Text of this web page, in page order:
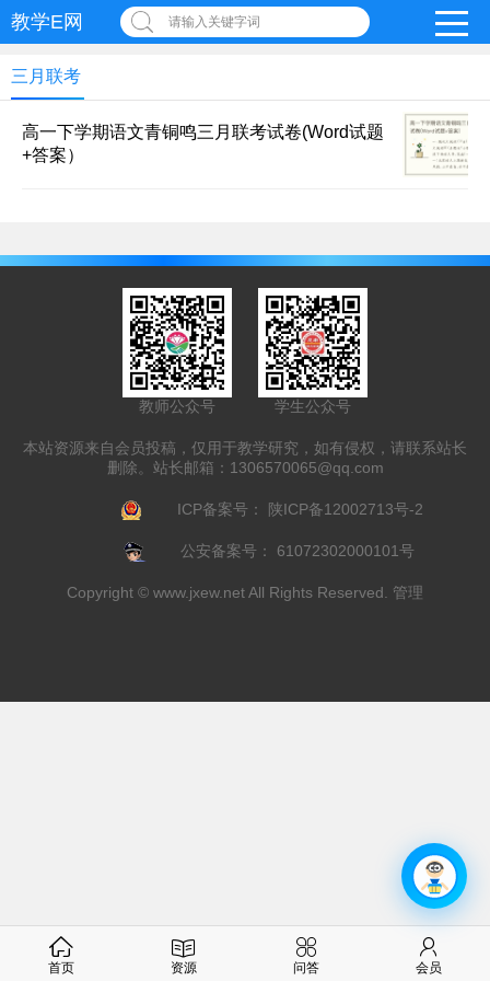
教学E网 请输入关键字词
三月联考
高一下学期语文青铜鸣三月联考试卷(Word试题
+答案）
教师公众号 学生公众号
本站资源来自会员投稿，仅用于教学研究，如有侵权，请联系站长
删除。站长邮箱： 1306570065@qq.com
ICP备案号： 陕ICP备12002713号-2
公安备案号： 61072302000101号
Copyright © www.jxew.netAll Rights Reserved. 管理
首页 资源 问答 会员